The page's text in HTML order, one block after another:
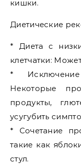
кишки.
Диетические
* Диета с
клетчатки:
* Исключение
Некоторые
продукты,
усугубить
* Сочетание
такие как
стул.